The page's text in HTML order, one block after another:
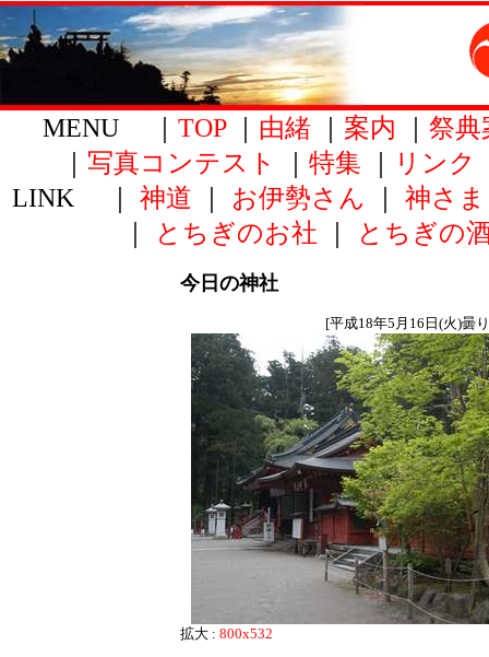
MENU ｜ TOP｜ 由緒 案内
祭典
写真コンテスト 特集 リンク
LINK ｜ 神道 お伊勢さん 神さま
とちぎのお社 とちぎの
今日の神社
[平成18年5月16日(火)曇
拡大 : 800x532